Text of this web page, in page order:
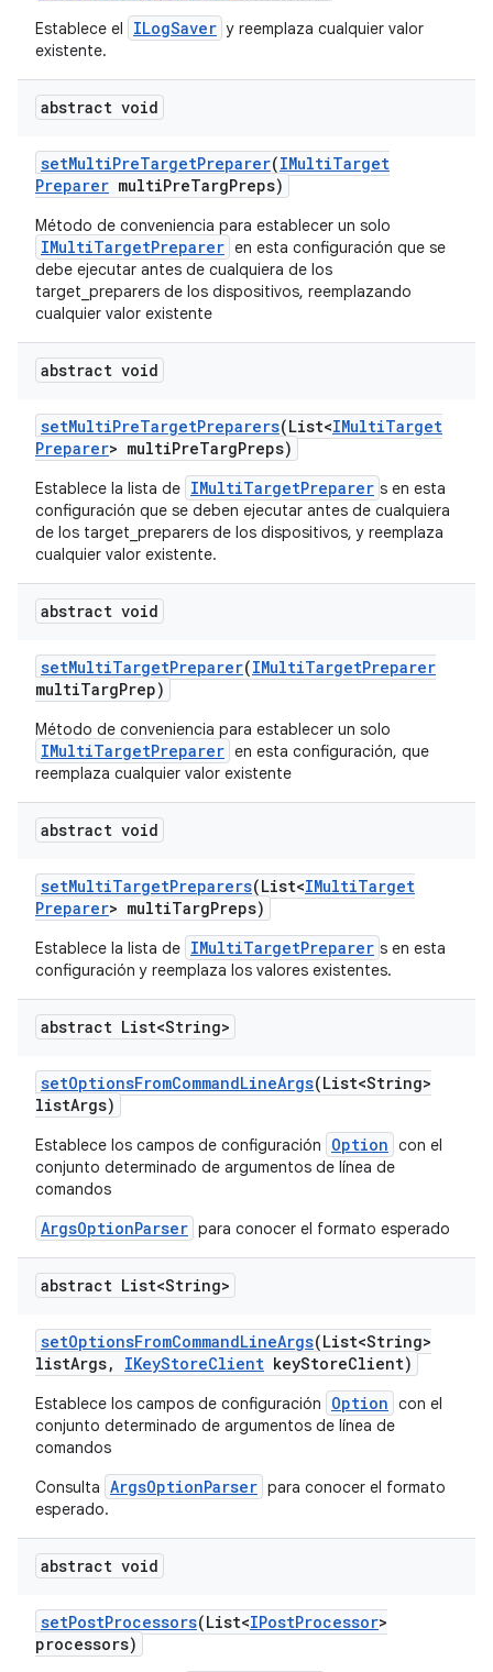
Establece el ILogSaver y reemplaza cualquier valor
existente.
abstract void
setMultiPreTargetPreparer(IMultiTarget
Preparer multiPreTargPreps)
Método de conveniencia para establecer un solo
IMultiTargetPreparer en esta configuración que se
debe ejecutar antes de cualquiera de los
target_preparers de los dispositivos, reemplazando
cualquier valor existente
abstract void
setMultiPreTargetPreparers(List<IMultiTarget
Preparer> multiPreTargPreps)
Establece la lista de IMultiTargetPreparer s en esta
configuración que se deben ejecutar antes de cualquiera
de los target_preparers de los dispositivos, y reemplaza
cualquier valor existente.
abstract void
setMultiTargetPreparer(IMultiTargetPreparer
multiTargPrep)
Método de conveniencia para establecer un solo
IMultiTargetPreparer en esta configuración, que
reemplaza cualquier valor existente
abstract void
setMultiTargetPreparers(List<IMultiTarget
Preparer> multiTargPreps)
Establece la lista de IMultiTargetPreparer s en esta
configuración y reemplaza los valores existentes.
abstract List<String>
setOptionsFromCommandLineArgs(List<String>
listArgs)
Establece los campos de configuración Option con el
conjunto determinado de argumentos de línea de
comandos
ArgsOptionParser para conocer el formato esperado
abstract List<String>
setOptionsFromCommandLineArgs(List<String>
listArgs, IKeyStoreClient keyStoreClient)
Establece los campos de configuración Option con el
conjunto determinado de argumentos de línea de
comandos
Consulta ArgsOptionParser para conocer el formato
esperado.
abstract void
setPostProcessors(List<IPostProcessor>
processors)